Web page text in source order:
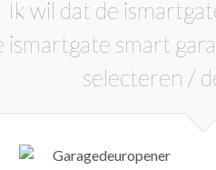
Ik wil dat de